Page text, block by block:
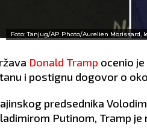
Foto: Tanjug/AP Photo/Aurelien Morissard,
Donald Tramp ocenio
i postignu dogovor o
predsednika
Putinom, Tramp je